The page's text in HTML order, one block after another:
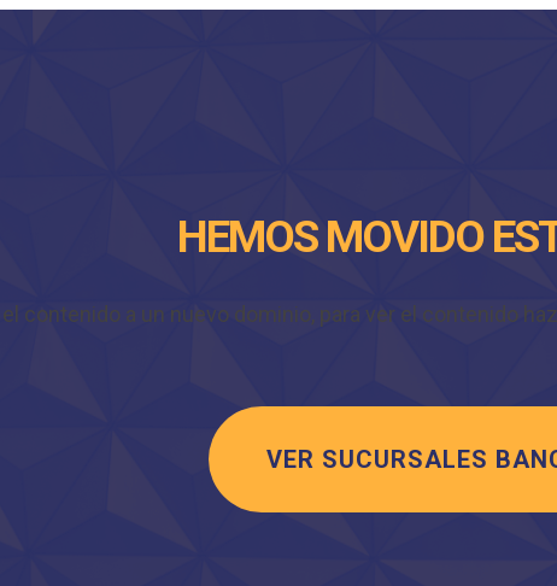
HEMOS MOVIDO
contenido a un nuevo dominio, para ver el contenido
VER SUCURSALES